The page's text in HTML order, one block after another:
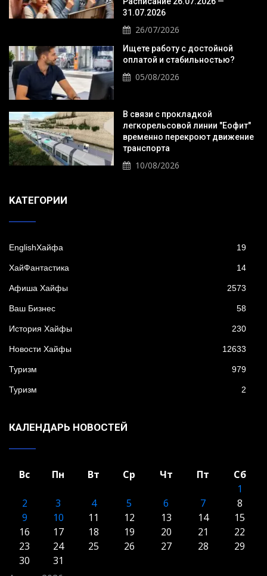
31.07.2026
26/07/2026
Ищете работу с достойной
оплатой и стабильностью?
05/08/2026
В связи с прокладкой
легкорельсовой линии "Еофит"
временно перекроют движение
транспорта
10/08/2026
KАТЕГОРИИ
EnglishХайфа 19
XайФантастика 14
Афиша Хайфы 2573
Ваш Бизнес 58
История Хайфы 230
Новости Хайфы 12633
Туризм 979
Туризм 2
КАЛЕНДАРЬ НОВОСТЕЙ
Вс Пн Вт Ср Чт Пт
Сб
1
2
3 4 5 6 7
8
9
10 11 12 13 14
15
16
17 18 19 20 21
22
23
24 25 26 27 28
29
30
31